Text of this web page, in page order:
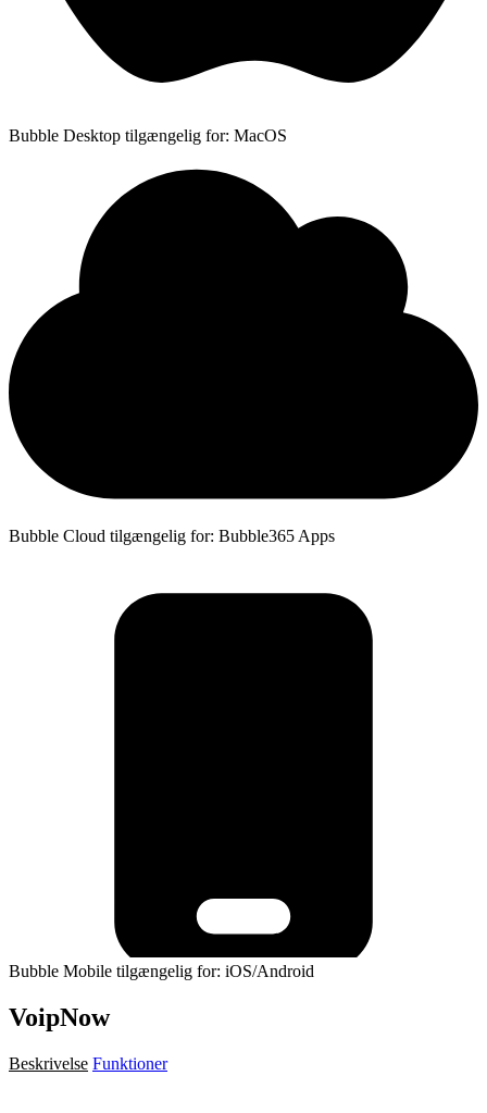
Bubble Desktop tilgængelig for: MacOS
Bubble Cloud tilgængelig for: Bubble365 Apps
Bubble Mobile tilgængelig for: iOS/Android
VoipNow
Beskrivelse Funktioner